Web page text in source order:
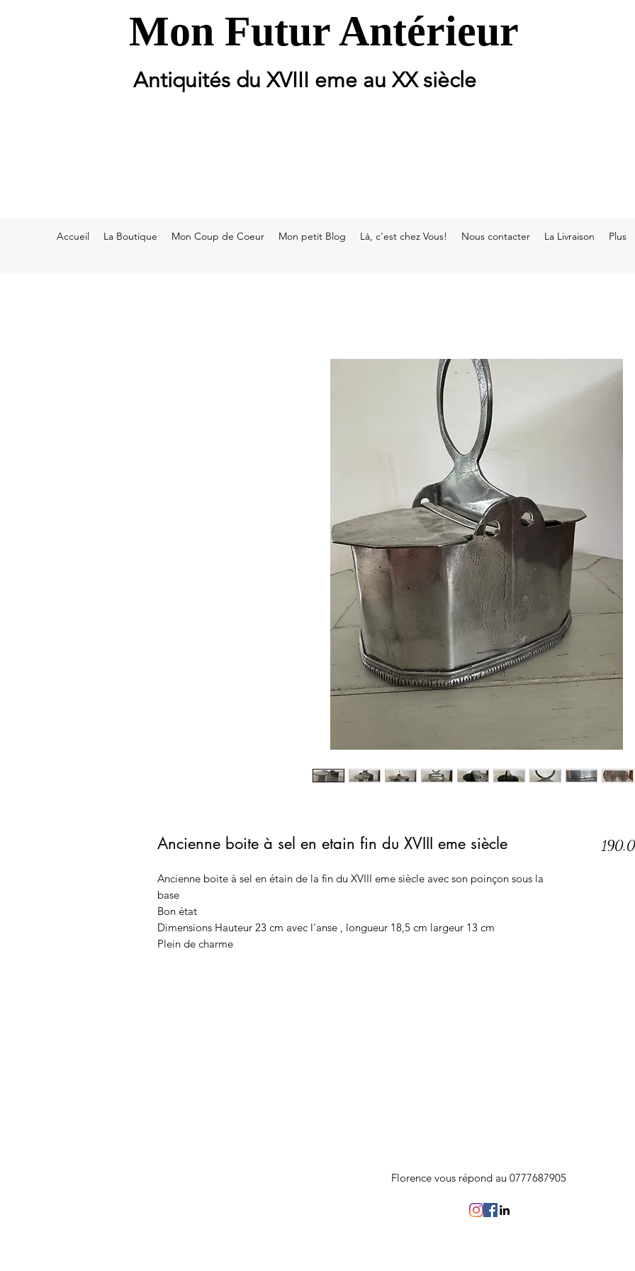
Mon Futur Antérieur
Antiquités du XVIII eme au XX siècle
Accueil La Boutique Mon Coup de Coeur Mon petit Blog Là, c'est chez Vous! Nous contacter La Livraison Plus
Ancienne boite à sel en etain fin du XVIII eme siècle
Ancienne boite à sel en étain de la fin du XVIII eme siècle avec son poinçon sous la
base
Bon état
Dimensions Hauteur 23 cm avec l'anse , longueur 18,5 cm largeur 13 cm
Plein de charme
Florence vous répond au 0777687905